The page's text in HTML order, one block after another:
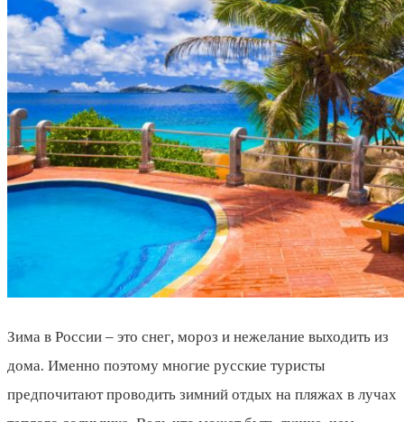
Зима в России – это снег, мороз и нежелание выходить из
дома. Именно поэтому многие русские туристы
предпочитают проводить зимний отдых на пляжах в лучах